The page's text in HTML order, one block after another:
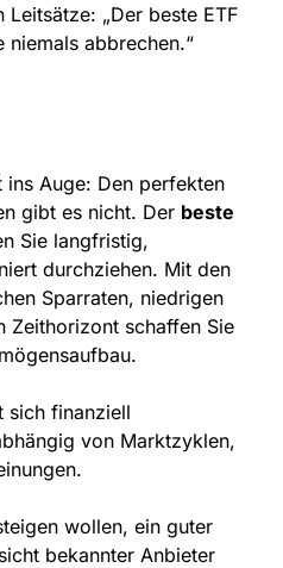
„Der beste ETF
niemals abbrechen.“
ins Auge: Den perfekten
gibt es nicht. Der beste
Sie langfristig,
durchziehen. Mit den
Sparraten, niedrigen
Zeithorizont schaffen Sie
sich finanziell
von Marktzyklen,
wollen, ein guter
bekannter Anbieter